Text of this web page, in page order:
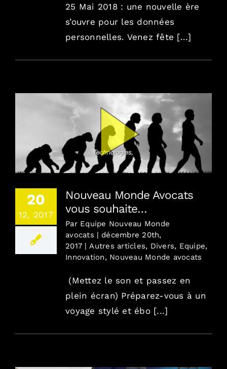
Mentions Légales25 Mai 2018 : une nouvelle ère
s’ouvre pour les données
personnelles. Venez fête [...]
Nouveau Monde Avocats vous souhaite…
20
12, 2017
Nouveau Monde Avocats
vous souhaite…
Par Equipe Nouveau Monde
avocats | décembre 20th,
2017 | Autres articles, Divers, Equipe,
Innovation, Nouveau Monde avocats
(Mettez le son et passez en
plein écran) Préparez-vous à un
voyage stylé et ébo [...]